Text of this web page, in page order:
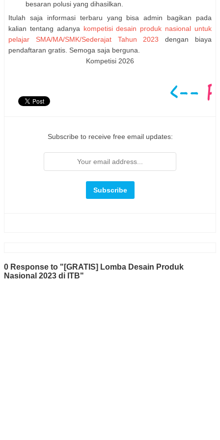
besaran polusi yang dihasilkan.
Itulah saja informasi terbaru yang bisa admin bagikan pada
kalian tentang adanya kompetisi desain produk nasional untuk
pelajar SMA/MA/SMK/Sederajat Tahun 2023 dengan biaya
pendaftaran gratis. Semoga saja berguna.
Kompetisi 2026
Subscribe to receive free email updates:
0 Response to "[GRATIS] Lomba Desain Produk
Nasional 2023 di ITB"